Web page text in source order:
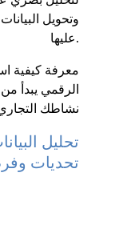
وتحويل
عليها.
معرفة كيفية
الرقمي يبدأ من
نشاطك
تحليل
تحديات